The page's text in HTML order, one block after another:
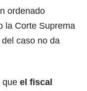
ordenado
la Corte Suprema
caso no da
que el fiscal